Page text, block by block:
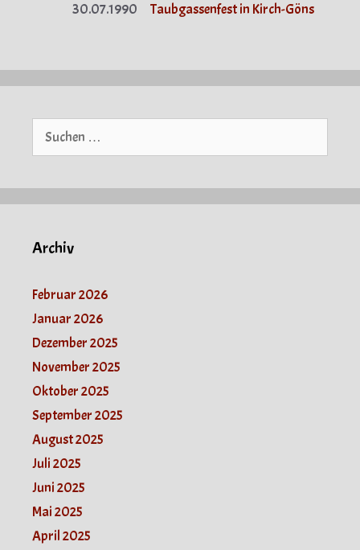
30.07.1990
Taubgassenfest in Kirch-Göns
Archiv
Februar 2026
Januar 2026
Dezember 2025
November 2025
Oktober 2025
September 2025
August 2025
Juli 2025
Juni 2025
Mai 2025
April 2025